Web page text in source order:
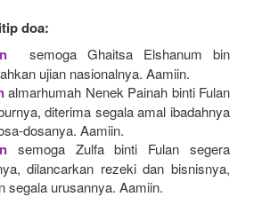
doa:
semoga Ghaitsa Elshanum bin
ujian nasionalnya. Aamiin.
almarhumah Nenek Painah binti Fulan
diterima segala amal ibadahnya
dosanya. Aamiin.
semoga Zulfa binti Fulan segera
dilancarkan rezeki dan bisnisnya,
segala urusannya. Aamiin.